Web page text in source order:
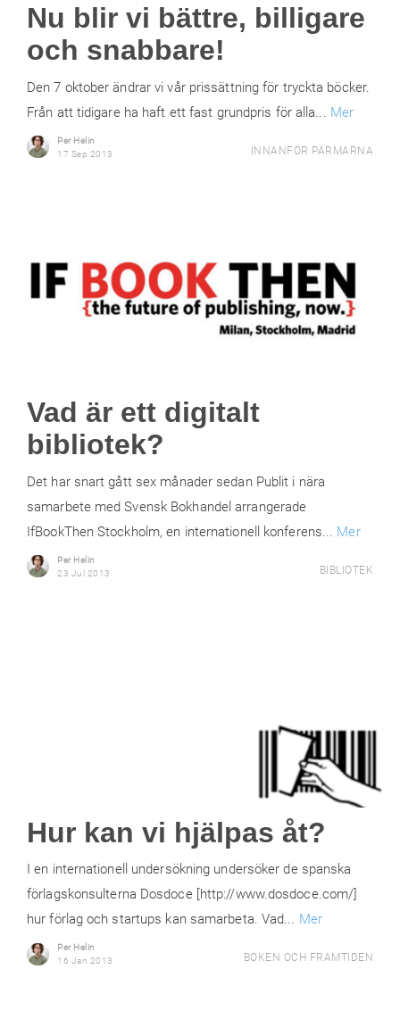
Nu blir vi bättre, billigare
och snabbare!
Den 7 oktober ändrar vi vår prissättning för tryckta böcker.
Från att tidigare ha haft ett fast grundpris för alla...
Mer
Per Helin
17 Sep 2013
INNANFÖR PÄRMARNA
Vad är ett digitalt
bibliotek?
Det har snart gått sex månader sedan Publit i nära
samarbete med Svensk Bokhandel arrangerade
IfBookThen Stockholm, en internationell konferens... Mer
Per Helin
23 Jul 2013
BIBLIOTEK
Hur kan vi hjälpas åt?
I en internationell undersökning undersöker de spanska
förlagskonsulterna Dosdoce [http://www.dosdoce.com/]
hur förlag och startups kan samarbeta. Vad... Mer
Per Helin
16 Jan 2013
BOKEN OCH FRAMTIDEN